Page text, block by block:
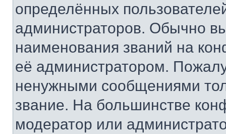
определённых
администраторов. Обычно
наименования званий на
её администратором.
ненужными сообщениями
звание. На большинстве
модератор или